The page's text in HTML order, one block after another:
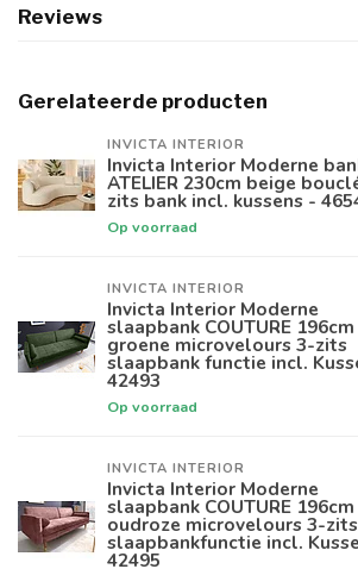
Reviews
Gerelateerde producten
INVICTA INTERIOR
Invicta Interior Moderne
ATELIER 230cm beige
zits bank incl. kussens -
Op voorraad
INVICTA INTERIOR
Invicta Interior Moderne
slaapbank COUTURE 196cm
groene microvelours 3-zits
slaapbank functie incl.
42493
Op voorraad
INVICTA INTERIOR
Invicta Interior Moderne
slaapbank COUTURE 196cm
oudroze microvelours 3-zits
slaapbankfunctie incl.
42495